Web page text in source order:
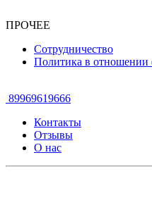
ПРОЧЕЕ
Сотрудничество
Политика в отношении
89969619666
Контакты
Отзывы
О нас